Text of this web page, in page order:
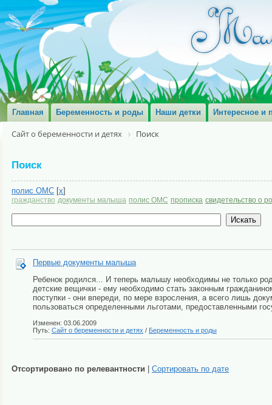
Главная Беременность и роды Наши детки Интересное и
Сайт о беременности и детях Поиск
Поиск
полис ОМС [x]
гражданство документы малыша полис ОМС прописка свидетельство о
Первые документы малыша
Ребенок родился... И теперь малышу необходимы не только
детские вещички - ему необходимо стать законным
поступки - они впереди, по мере взросления, а всего лишь
пользоваться определенными льготами, предоставленными
Изменен: 03.06.2009
Путь: Сайт о беременности и детях / Беременность и роды
Отсортировано по релевантности Сортировать по дате